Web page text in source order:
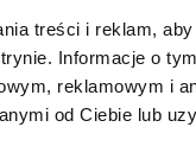
treści i reklam,
Informacje o
reklamowym i
od Ciebie lub
NEWSLETTER